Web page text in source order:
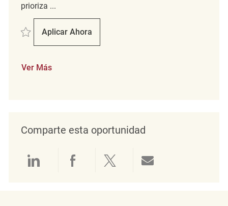
prioriza ...
Salvar Merchandising Associate REQ127897
Aplicar Ahora
Merchandising Associate
Ver Más
Comparte esta oportunidad
Compartir a través de LinkedIn
Compartir a través de
Compartir a través